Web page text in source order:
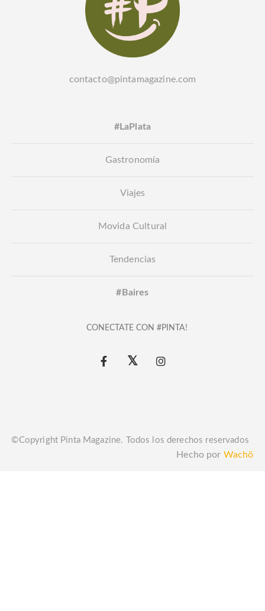
contacto@pintamagazine.com
#LaPlata
Gastronomía
Viajes
Movida Cultural
Tendencias
#Baires
CONECTATE CON #PINTA!
©Copyright Pinta Magazine. Todos los derechos reservados
Hecho por Wachö